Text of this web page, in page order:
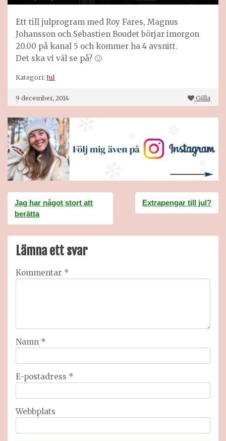
Ett till julprogram med Roy Fares, Magnus
Johansson och Sebastien Boudet börjar imorgon
20.00 på kanal 5 och kommer ha 4 avsnitt.
Det ska vi väl se på? 🙂
Kategori: Jul
9 december, 2014 Gilla
Inläggsnavigering
Jag har något stort att
berätta
Extrapengar till jul?
Lämna ett svar
Kommentar *
Namn *
E-postadress *
Webbplats